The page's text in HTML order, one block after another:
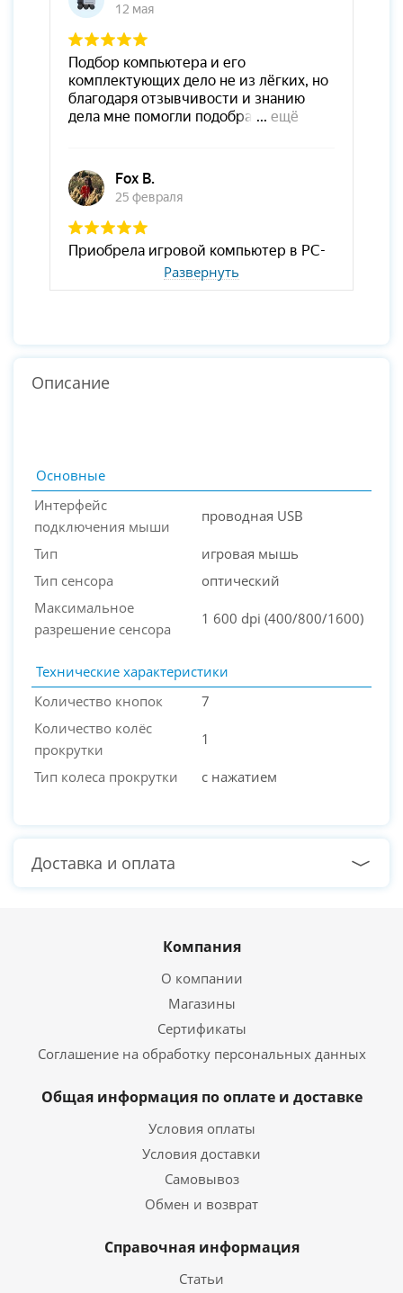
Развернуть
Описание
Основные
Интерфейс
подключения мыши
проводная USB
Тип
игровая мышь
Тип сенсора
оптический
Максимальное
разрешение сенсора
1 600 dpi (400/800/1600)
Технические характеристики
Количество кнопок
7
Количество колёс
прокрутки
1
Тип колеса прокрутки с нажатием
Доставка и оплата
Компания
О компании
Магазины
Сертификаты
Соглашение на обработку персональных данных
Общая информация по оплате и доставке
Условия оплаты
Условия доставки
Самовывоз
Обмен и возврат
Справочная информация
Статьи